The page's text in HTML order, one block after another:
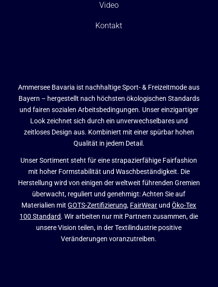
Video
Kontakt
Ammersee Bavaria ist nachhaltige Sport- & Freizeitmode aus
Bayern – hergestellt nach höchsten ökologischen Standards
und fairen sozialen Arbeitsbedingungen. Unser einzigartiger
Look zeichnet sich durch ein unverwechselbares und
zeitloses Design aus. Kombiniert mit einer spürbar hohen
Qualität in jedem Detail.
Unser Sortiment steht für eine strapazierfähige Fairfashion
mit hoher Formstabilität und Waschbeständigkeit. Die
Herstellung wird von einigen der weltweit führenden Gremien
überwacht, reguliert und genehmigt: Achten Sie auf
Materialien mitGOTS-Zertifizierung, FairWear undÖko-Tex
100 Standard. Wir arbeiten nur mit Partnern zusammen, die
unsere Vision teilen, in der Textilindustrie positive
Veränderungen voranzutreiben.